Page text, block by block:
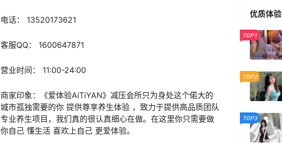
电话： 13520173621
客服QQ： 1600647871
营业时间： 11:00-24:00
商家印象：《爱体验AiTiYAN》减压会所只为身处这个偌大的
城市孤独需要的你 提供尊享养生体验 ，致力于提供高品质团队
专业养生项目，我们真的很认真细心在做。在这里你只需要做
你自己 懂生活 喜欢上自己 更爱体验。
优质体验
TOP1
TOP2
TOP3